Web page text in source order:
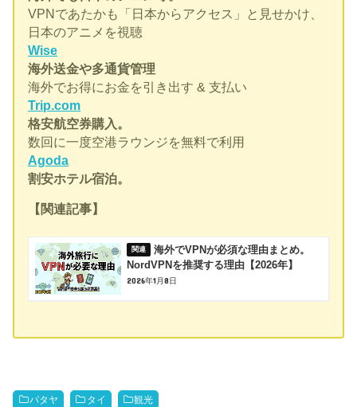
VPNであたかも「日本からアクセス」と見せかけ、
日本のアニメを視聴
Wise
海外送金や多通貨管理
海外でお得にお金を引き出す & 支払い
Trip.com
格安航空券購入。
数回に一度空港ラウンジを無料で利用
Agoda
割安ホテル宿泊。
【関連記事】
海外でVPNが必須な理由まとめ。
NordVPNを推奨する理由【2026年】
2026年1月8日
パタヤ タイ 観光